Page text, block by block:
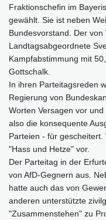
Fraktionschefin im
gewählt. Sie ist neben
Bundesvorstand. Der
Landtagsabgeordnete
Kampfabstimmung mit
Gottschalk.
In ihren Parteitagsreden
Regierung von
Worten Versagen vor
also die konsequente
Parteien - für
"Hass und Hetze" vor.
Der Parteitag in der
von AfD-Gegnern aus.
hatte auch das von
anderen unterstützte
"Zusammenstehen" zu